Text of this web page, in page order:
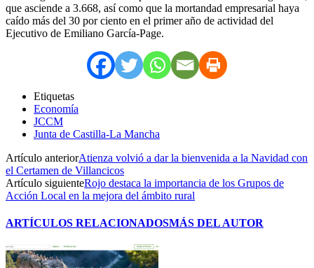
que asciende a 3.668, así como que la mortandad empresarial haya
caído más del 30 por ciento en el primer año de actividad del
Ejecutivo de Emiliano García-Page.
Etiquetas
Economía
JCCM
Junta de Castilla-La Mancha
Artículo anteriorAtienza volvió a dar la bienvenida a la Navidad con
el Certamen de Villancicos
Artículo siguienteRojo destaca la importancia de los Grupos de
Acción Local en la mejora del ámbito rural
ARTÍCULOS RELACIONADOSMÁS DEL AUTOR